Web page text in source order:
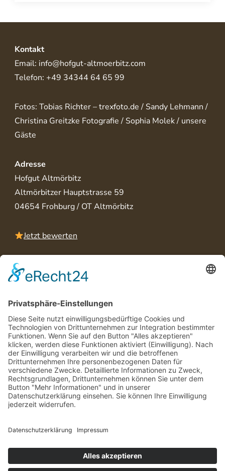
Kontakt
Email: info@hofgut-altmoerbitz.com
Telefon: +49 34344 64 65 99
Fotos: Tobias Richter – trexfoto.de / Sandy Lehmann /
Christina Greitzke Fotografie / Sophia Molek / unsere
Gäste
Adresse
Hofgut Altmörbitz
Altmörbitzer Hauptstrasse 59
04654 Frohburg / OT Altmörbitz
Jetzt bewerten
Rechtliches
AGB
Impressum
Datenschutzerklärung
Barrierefreiheitserklärung
Service/ Downloads
Bürozeiten
Wir sind telefonisch erreichbar von Montag bis
Freitag 09.00 - 15.00 Uhr